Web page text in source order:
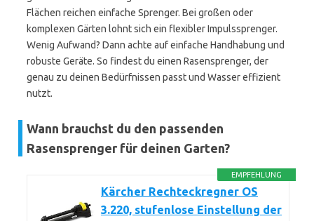
Flächen reichen einfache Sprenger. Bei großen oder
komplexen Gärten lohnt sich ein flexibler Impulssprenger.
Wenig Aufwand? Dann achte auf einfache Handhabung und
robuste Geräte. So findest du einen Rasensprenger, der
genau zu deinen Bedürfnissen passt und Wasser effizient
nutzt.
Wann brauchst du den passenden
Rasensprenger für deinen Garten?
EMPFEHLUNG
Kärcher Rechteckregner OS
3.220, stufenlose Einstellung der